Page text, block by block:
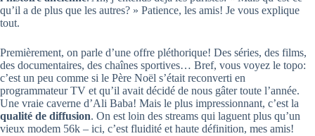
qu’il a de plus que les autres? » Patience, les amis! Je vous explique
tout.
Premièrement, on parle d’une offre pléthorique! Des séries, des films,
des documentaires, des chaînes sportives… Bref, vous voyez le topo:
c’est un peu comme si le Père Noël s’était reconverti en
programmateur TV et qu’il avait décidé de nous gâter toute l’année.
Une vraie caverne d’Ali Baba! Mais le plus impressionnant, c’est la
qualité de diffusion. On est loin des streams qui laguent plus qu’un
vieux modem 56k – ici, c’est fluidité et haute définition, mes amis!